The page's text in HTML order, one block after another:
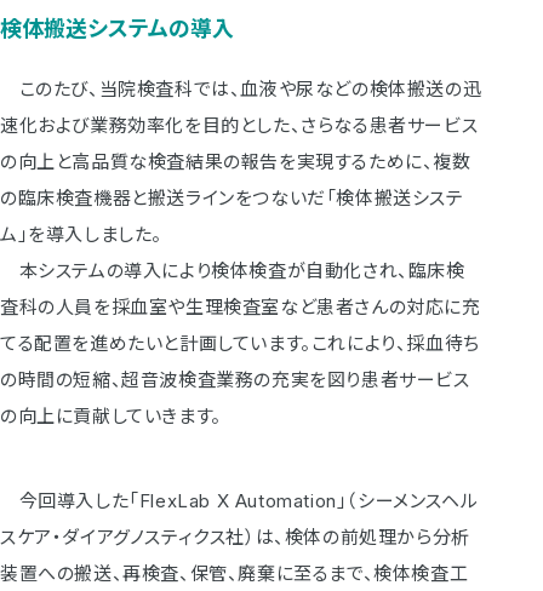
検体搬送システムの導入
このたび、当院検査科では、血液や尿などの検体搬送の迅
速化および業務効率化を目的とした、さらなる患者サービス
の向上と高品質な検査結果の報告を実現するために、複数
の臨床検査機器と搬送ラインをつないだ「検体搬送システ
ム」を導入しました。
本システムの導入により検体検査が自動化され、臨床検
査科の人員を採血室や生理検査室など患者さんの対応に充
てる配置を進めたいと計画しています。これにより、採血待ち
の時間の短縮、超音波検査業務の充実を図り患者サービス
の向上に貢献していきます。
今回導入した「FlexLab X Automation」（シーメンスヘル
スケア・ダイアグノスティクス社）は、検体の前処理から分析
装置への搬送、再検査、保管、廃棄に至るまで、検体検査工